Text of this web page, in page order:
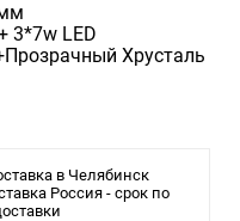
3*7w LED
Хрусталь
в Челябинск
Россия - срок по